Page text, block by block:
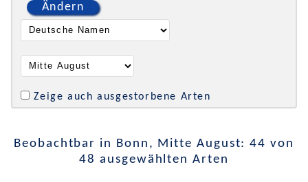
Ändern
Zeige auch ausgestorbene Arten
Beobachtbar in Bonn, Mitte August: 44 von
48 ausgewählten Arten